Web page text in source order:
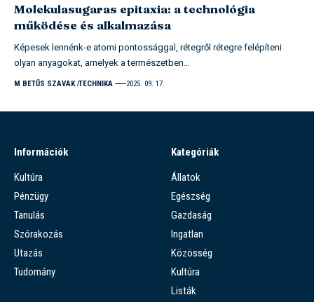
Molekulasugaras epitaxia: a technológia
működése és alkalmazása
Képesek lennénk-e atomi pontossággal, rétegről rétegre felépíteni
olyan anyagokat, amelyek a természetben…
M BETŰS SZAVAK TECHNIKA 2025. 09. 17.
Információk
Kultúra
Pénzügy
Tanulás
Szórakozás
Utazás
Tudomány
Kategóriák
Állatok
Egészség
Gazdaság
Ingatlan
Közösség
Kultúra
Listák